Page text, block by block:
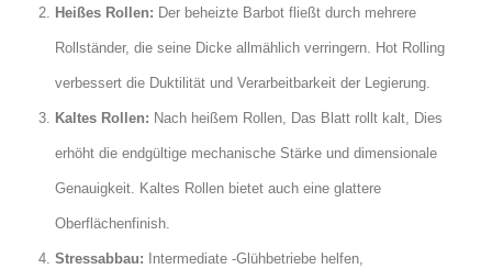
Heißes Rollen: Der beheizte Barbot fließt durch mehrere
Rollständer, die seine Dicke allmählich verringern. Hot Rolling
verbessert die Duktilität und Verarbeitbarkeit der Legierung.
Kaltes Rollen: Nach heißem Rollen, Das Blatt rollt kalt, Dies
erhöht die endgültige mechanische Stärke und dimensionale
Genauigkeit. Kaltes Rollen bietet auch eine glattere
Oberflächenfinish.
Stressabbau: Intermediate -Glühbetriebe helfen,